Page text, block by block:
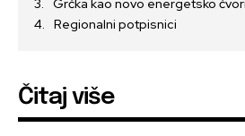
Regionalni potpisnici
Čitaj više